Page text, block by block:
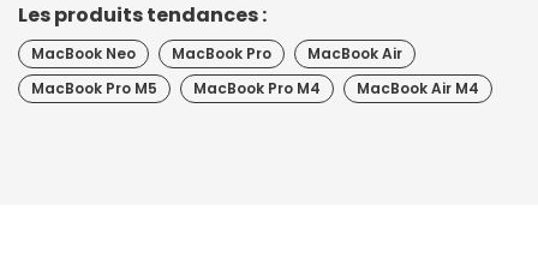
Les produits tendances :
MacBook Neo MacBook Pro
MacBook Air
MacBook Pro M5
MacBook Pro M4 MacBook Air M4